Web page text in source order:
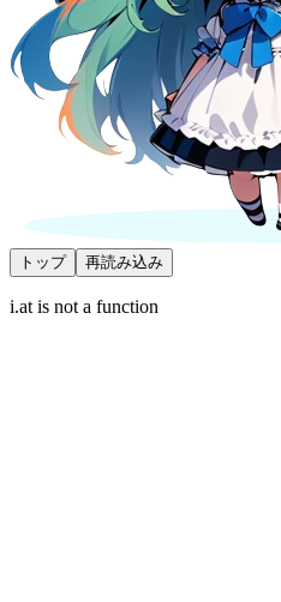
トップ 再読み込み
i.at is not a function